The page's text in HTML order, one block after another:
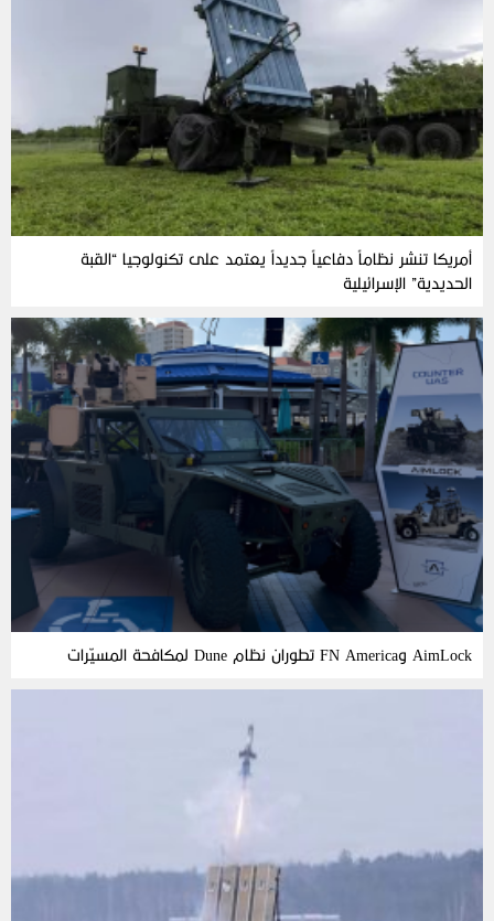
أمريكا تنشر نظاماً دفاعياً جديداً يعتمد على تكنولوجيا “القبة
الحديدية” الإسرائيلية
AimLock وFN America تطوران نظام Dune لمكافحة المسيّرات